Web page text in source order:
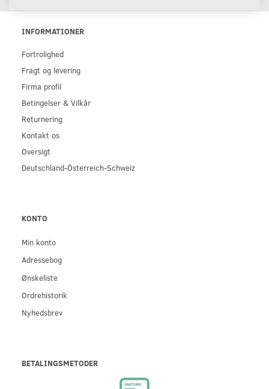
INFORMATIONER
Fortrolighed
Fragt og levering
Firma profil
Betingelser & Vilkår
Returnering
Kontakt os
Oversigt
Deutschland-Österreich-Schweiz
KONTO
Min konto
Adressebog
Ønskeliste
Ordrehistorik
Nyhedsbrev
BETALINGSMETODER